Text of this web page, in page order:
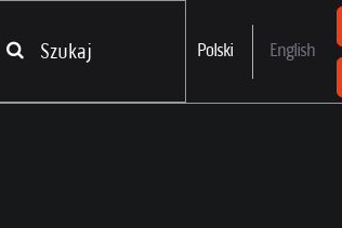
Polski English